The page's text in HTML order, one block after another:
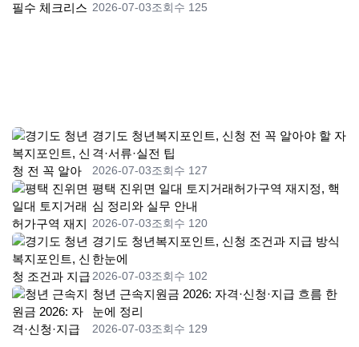
2026-07-03조회수 125
경기도 청년복지포인트, 신청 전 꼭 알아야 할 자
격·서류·실전 팁
2026-07-03조회수 127
평택 진위면 일대 토지거래허가구역 재지정, 핵
심 정리와 실무 안내
2026-07-03조회수 120
경기도 청년복지포인트, 신청 조건과 지급 방식
한눈에
2026-07-03조회수 102
청년 근속지원금 2026: 자격·신청·지급 흐름 한
눈에 정리
2026-07-03조회수 129